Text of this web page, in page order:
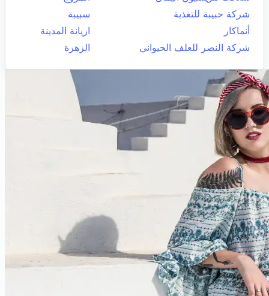
شركة حبيبة للتغذية
سبيبة
أنماكار
اريانة المدينة
شركة النصر للعلف الحيواني
الزهرة